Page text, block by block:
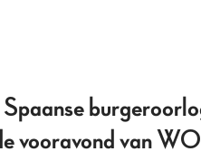
vooravond van